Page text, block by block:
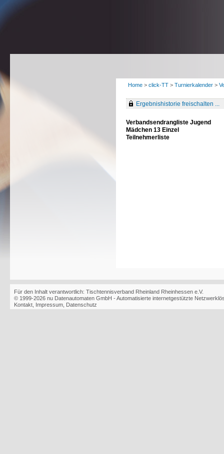
Home > click-TT > Turnierkalender >
Ergebnishistorie freischalten ...
Verbandsendrangliste Jugend
Mädchen 13 Einzel
Teilnehmerliste
Für den Inhalt verantwortlich: Tischtennisverband Rheinland Rheinhessen e.V.
© 1999-2026 nu Datenautomaten GmbH - Automatisierte internetgestützte
Kontakt Impressum Datenschutz